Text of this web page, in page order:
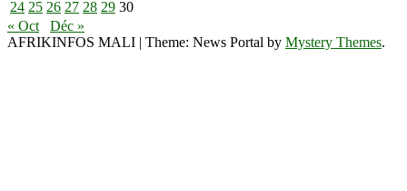
24 25 26 27 28 29 30
« Oct
Déc »
AFRIKINFOS MALI | Theme: News Portal by Mystery Themes.